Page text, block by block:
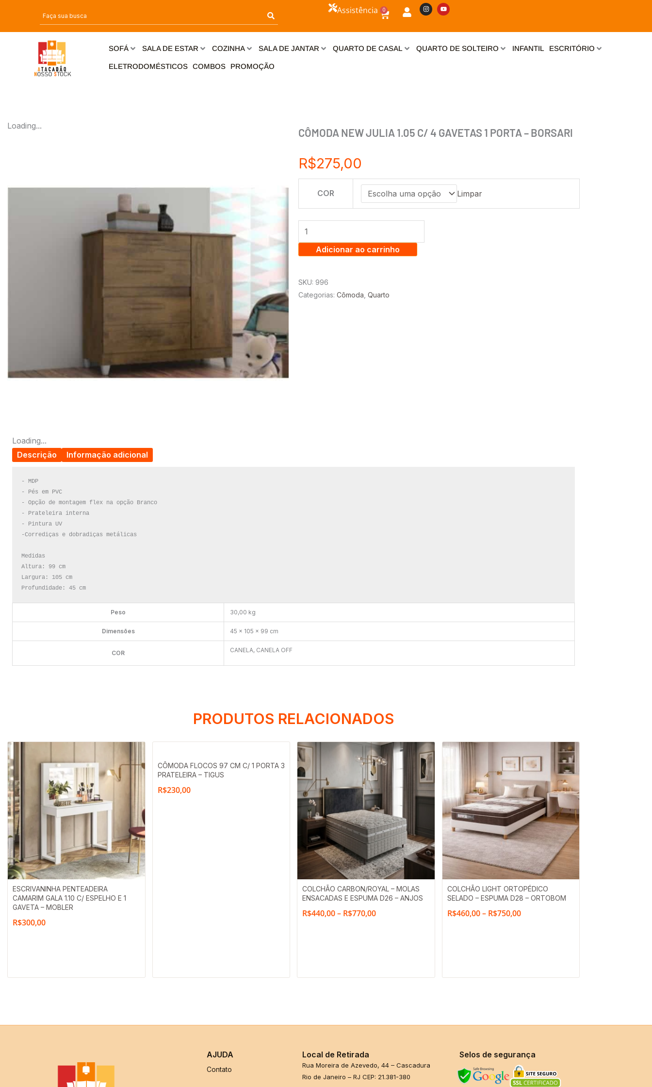
o
Assistência 0
Carrinho
I
n
s
a
Y
o
u
SOFÁ SALA DE ESTAR COZINHA SALA DE JANTAR QUARTO DE CASAL QUARTO DE SOLTEIRO INFANTIL ESCRITÓRIO
ELETRODOMÉSTICOS COMBOS PROMOÇÃO
Loading...
CÔMODA NEW JULIA 1.05 C/ 4 GAVETAS 1 PORTA – BORSARI
R$275,00
COR Limpar
CÔMODA
NEW
JULIA
1.05
1
Adicionar ao carrinho
SKU: 996
Categorias: Cômoda Quarto
Loading...
Descrição
Informação adicional
- MDP
- Pés em PVC
- Opção de montagem flex na opção Branco
- Prateleira interna
- Pintura UV
-Corrediças e dobradiças metálicas
Medidas
Altura: 99 cm
Largura: 105 cm
Profundidade: 45 cm
Peso 30,00 kg
Dimensões 45 × 105 × 99 cm
COR CANELA, CANELA OFF
PRODUTOS RELACIONADOS
ESCRIVANINHA PENTEADEIRA
CAMARIM GALA 1.10 C/ ESPELHO E 1
GAVETA – MOBLER
R$300,00
CÔMODA FLOCOS 97 CM C/ 1 PORTA 3
PRATELEIRA – TIGUS
R$230,00
COLCHÃO CARBON/ROYAL – MOLAS
ENSACADAS E ESPUMA D26 – ANJOS
R$440,00– R$770,00
Faixa
de
preço:
COLCHÃO LIGHT ORTOPÉDICO
SELADO – ESPUMA D28 – ORTOBOM
R$460,00 – R$750,00
Faixa
de
preço:
AJUDA
Contato
Local de Retirada
Rua Moreira de Azevedo, 44 – Cascadura
Rio de Janeiro – RJ CEP: 21.381-380
Selos de segurança